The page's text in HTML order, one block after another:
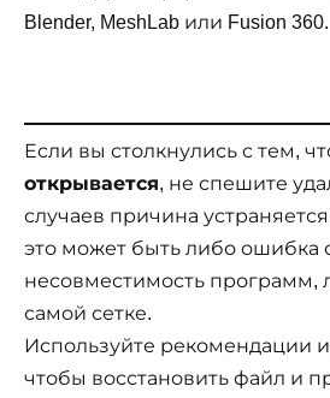
Blender, MeshLab или Fusion 360.
Если вы столкнулись с тем,
открывается, не спешите
случаев причина
это может быть либо ошибка
несовместимость программ,
самой сетке.
Используйте рекомендации
чтобы восстановить файл и